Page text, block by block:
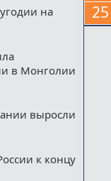
на
в Монголии
выросли
к концу
25